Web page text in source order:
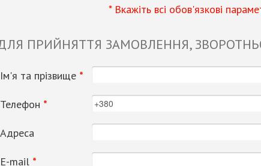
* Вкажіть всі обов'язкові
ПРИЙНЯТТЯ ЗАМОВЛЕННЯ,
Ім'я та прізвище *
Телефон *
Адреса
Е-mail *